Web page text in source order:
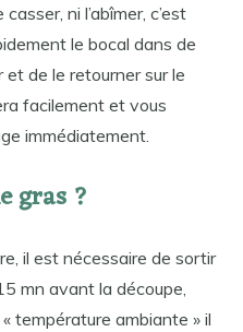
ni l’abîmer, c’est
le bocal dans de
et de le retourner sur le
facilement et vous
immédiatement.
gras ?
il est nécessaire de sortir
mn avant la découpe,
température ambiante » il